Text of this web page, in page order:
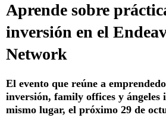
Aprende sobre
inversión en el
Network
El evento que reúne a
inversión, family offices y ángeles
mismo lugar, el próximo 29 de